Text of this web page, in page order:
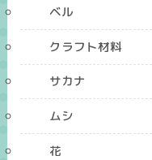
ベル
クラフト材料
サカナ
ムシ
花